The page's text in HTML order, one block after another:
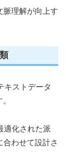
脈理解が向上す
キストデータ
適化された派
わせて設計さ